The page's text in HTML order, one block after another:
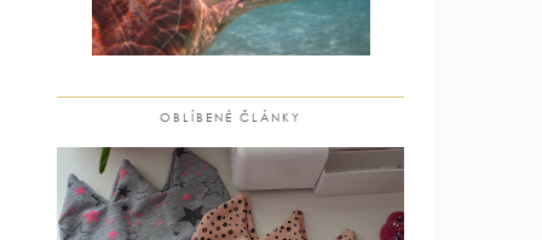
OBLÍBENÉ ČLÁNKY